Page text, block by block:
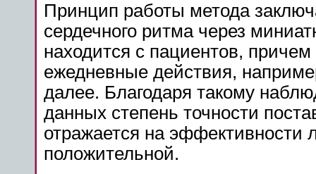
Принцип работы метода
сердечного ритма через
находится с пациентов,
ежедневные действия,
далее. Благодаря такому
данных степень точности
отражается на
положительной.